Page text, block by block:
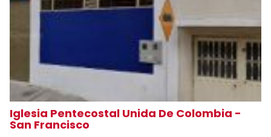
Iglesia Pentecostal Unida De Colombia -
San Francisco